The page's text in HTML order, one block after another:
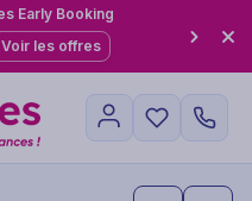
Early Booking
Voir les offres